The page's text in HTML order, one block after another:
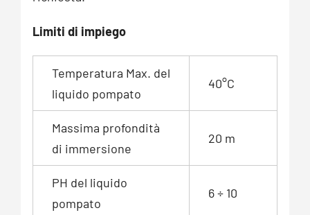
Limiti di impiego
Temperatura Max. del
liquido pompato
40°C
Massima profondità
di immersione
20 m
PH del liquido
pompato
6 ÷ 10